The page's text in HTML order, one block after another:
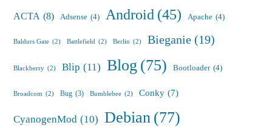
ACTA (8) Adsense (4) Android (45) Apache (4)
Baldurs Gate (2) Battlefield (2) Berlin (2) Bieganie (19)
Blackberry (2) Blip (11) Blog(75) Bootloader (4)
Broadcom (2) Bug (3) Bumblebee (2) Conky (7)
CyanogenMod (10) Debian(77)